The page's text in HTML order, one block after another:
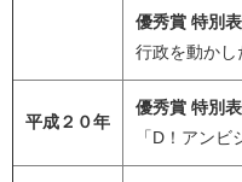
優秀賞 特別
行政を動かし
平成２０年
優秀賞 特別
「D！アン